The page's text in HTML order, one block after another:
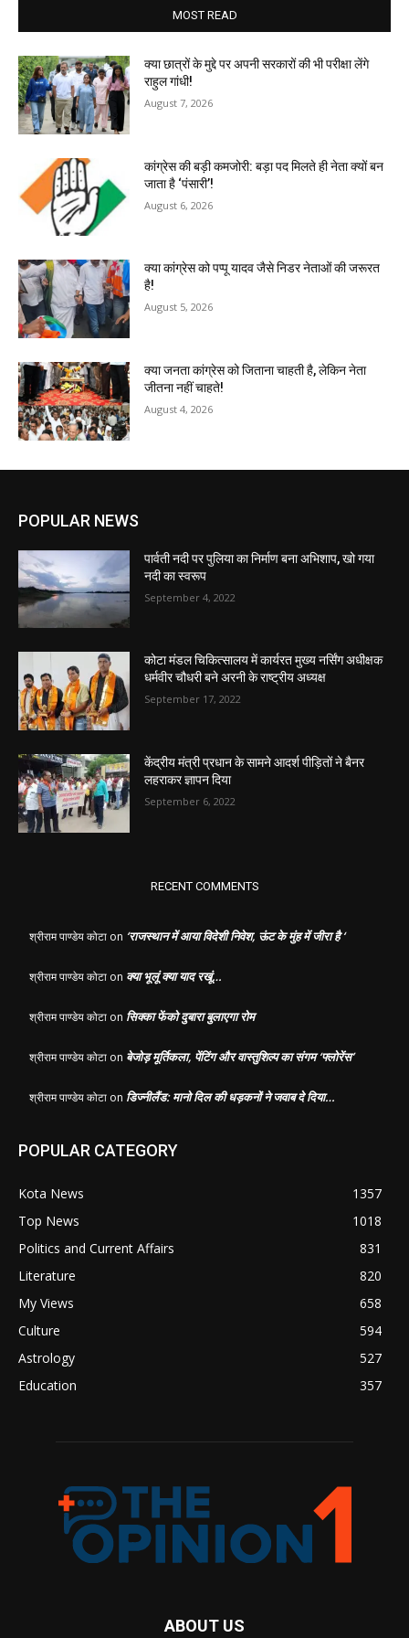
MOST READ
क्या छात्रों के मुद्दे पर अपनी सरकारों की भी परीक्षा लेंगे
राहुल गांधी!
August 7, 2026
कांग्रेस की बड़ी कमजोरी: बड़ा पद मिलते ही नेता क्यों बन
जाता है ‘पंसारी’!
August 6, 2026
क्या कांग्रेस को पप्पू यादव जैसे निडर नेताओं की जरूरत
है!
August 5, 2026
क्या जनता कांग्रेस को जिताना चाहती है, लेकिन नेता
जीतना नहीं चाहते!
August 4, 2026
POPULAR NEWS
पार्वती नदी पर पुलिया का निर्माण बना अभिशाप, खो गया
नदी का स्वरूप
September 4, 2022
कोटा मंडल चिकित्सालय में कार्यरत मुख्य नर्सिंग अधीक्षक
धर्मवीर चौधरी बने अरनी के राष्ट्रीय अध्यक्ष
September 17, 2022
केंद्रीय मंत्री प्रधान के सामने आदर्श पीड़ितों ने बैनर
लहराकर ज्ञापन दिया
September 6, 2022
RECENT COMMENTS
श्रीराम पाण्डेय कोटा on ‘राजस्थान में आया विदेशी निवेश, ऊंट के मुंह में जीरा है ‘
श्रीराम पाण्डेय कोटा on क्या भूलूं क्या याद रखूं…
श्रीराम पाण्डेय कोटा on सिक्का फेंको दुबारा बुलाएगा रोम
श्रीराम पाण्डेय कोटा on बेजोड़ मूर्तिकला, पेंटिंग और वास्तुशिल्प का संगम ‘फ्लोरेंस’
श्रीराम पाण्डेय कोटा on डिज्नीलैंड: मानो दिल की धड़कनों ने जवाब दे दिया…
POPULAR CATEGORY
Kota News
1357
Top News
1018
Politics and Current Affairs
831
Literature
820
My Views
658
Culture
594
Astrology
527
Education
357
ABOUT US